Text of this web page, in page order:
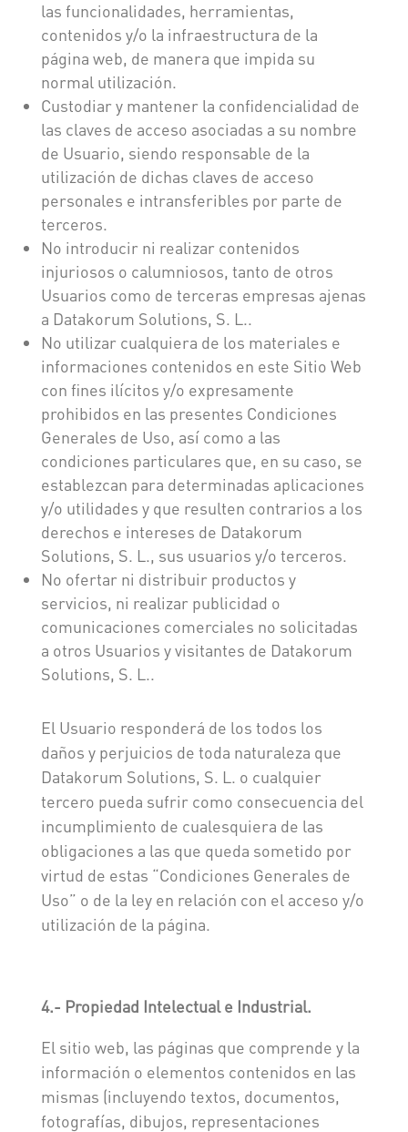
las funcionalidades, herramientas,
contenidos y/o la infraestructura de la
página web, de manera que impida su
normal utilización.
Custodiar y mantener la confidencialidad de
las claves de acceso asociadas a su nombre
de Usuario, siendo responsable de la
utilización de dichas claves de acceso
personales e intransferibles por parte de
terceros.
No introducir ni realizar contenidos
injuriosos o calumniosos, tanto de otros
Usuarios como de terceras empresas ajenas
a Datakorum Solutions, S. L..
No utilizar cualquiera de los materiales e
informaciones contenidos en este Sitio Web
con fines ilícitos y/o expresamente
prohibidos en las presentes Condiciones
Generales de Uso, así como a las
condiciones particulares que, en su caso, se
establezcan para determinadas aplicaciones
y/o utilidades y que resulten contrarios a los
derechos e intereses de Datakorum
Solutions, S. L., sus usuarios y/o terceros.
No ofertar ni distribuir productos y
servicios, ni realizar publicidad o
comunicaciones comerciales no solicitadas
a otros Usuarios y visitantes de Datakorum
Solutions, S. L..
El Usuario responderá de los todos los
daños y perjuicios de toda naturaleza que
Datakorum Solutions, S. L. o cualquier
tercero pueda sufrir como consecuencia del
incumplimiento de cualesquiera de las
obligaciones a las que queda sometido por
virtud de estas “Condiciones Generales de
Uso” o de la ley en relación con el acceso y/o
utilización de la página.
4.- Propiedad Intelectual e Industrial.
El sitio web, las páginas que comprende y la
información o elementos contenidos en las
mismas (incluyendo textos, documentos,
fotografías, dibujos, representaciones